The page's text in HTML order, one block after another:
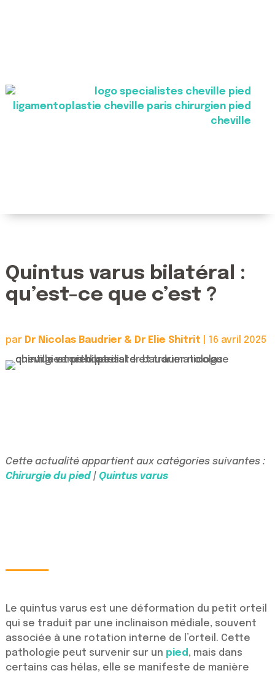
Quintus varus bilatéral :
qu’est-ce que c’est ?
par Dr Nicolas Baudrier & Dr Elie Shitrit 16 avril 2025
Cette actualité appartient aux catégories suivantes :
Chirurgie du pied| Quintus varus
Le quintus varus est une déformation du petit orteil
qui se traduit par une inclinaison médiale, souvent
associée à une rotation interne de l’orteil. Cette
pathologie peut survenir sur un pied , mais dans
certains cas hélas, elle se manifeste de manière